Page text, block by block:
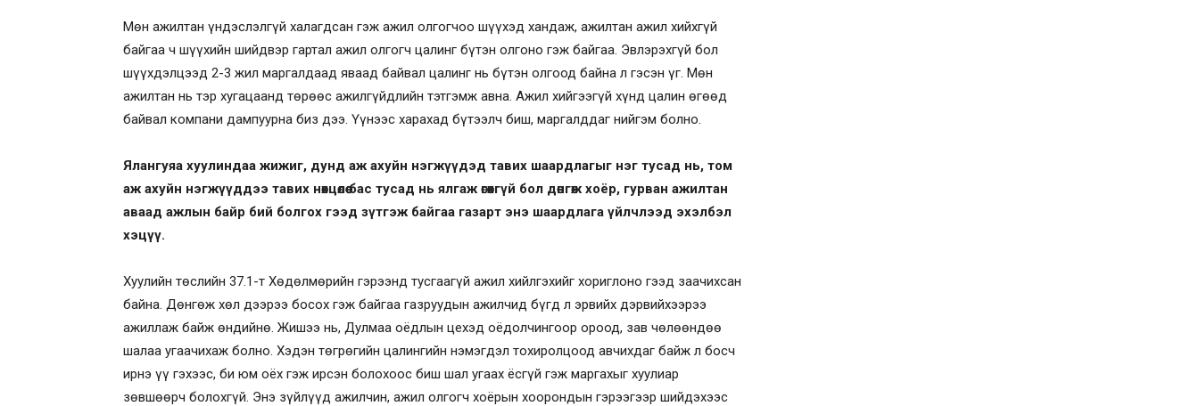
Мөн ажилтан үндэслэлгүй халагдсан гэж ажил олгогчоо шүүхэд хандаж, ажилтан ажил хийхгүй
байгаа ч шүүхийн шийдвэр гартал ажил олгогч цалинг бүтэн олгоно гэж байгаа. Эвлэрэхгүй бол
шүүхдэлцээд 2-3 жил маргалдаад яваад байвал цалинг нь бүтэн олгоод байна л гэсэн үг. Мөн
ажилтан нь тэр хугацаанд төрөөс ажилгүйдлийн тэтгэмж авна. Ажил хийгээгүй хүнд цалин өгөөд
байвал компани дампуурна биз дээ. Үүнээс харахад бүтээлч биш, маргалддаг нийгэм болно.
Ялангуяа хуулиндаа жижиг, дунд аж ахуйн нэгжүүдэд тавих шаардлагыг нэг тусад нь, том
аж ахуйн нэгжүүддээ тавих нөхцөлөө бас тусад нь ялгаж өгөхгүй бол дөнгөж хоёр, гурван ажилтан
аваад ажлын байр бий болгох гээд зүтгэж байгаа газарт энэ шаардлага үйлчлээд эхэлбэл
хэцүү.
Хуулийн төслийн 37.1-т Хөдөлмөрийн гэрээнд тусгаагүй ажил хийлгэхийг хориглоно гээд заачихсан
байна. Дөнгөж хөл дээрээ босох гэж байгаа газруудын ажилчид бүгд л эрвийх дэрвийхээрээ
ажиллаж байж өндийнө. Жишээ нь, Дулмаа оёдлын цехэд оёдолчингоор ороод, зав чөлөөндөө
шалаа угаачихаж болно. Хэдэн төгрөгийн цалингийн нэмэгдэл тохиролцоод авчихдаг байж л босч
ирнэ үү гэхээс, би юм оёх гэж ирсэн болохоос биш шал угаах ёсгүй гэж маргахыг хуулиар
зөвшөөрч болохгүй. Энэ зүйлүүд ажилчин, ажил олгогч хоёрын хоорондын гэрээгээр шийдэхээс